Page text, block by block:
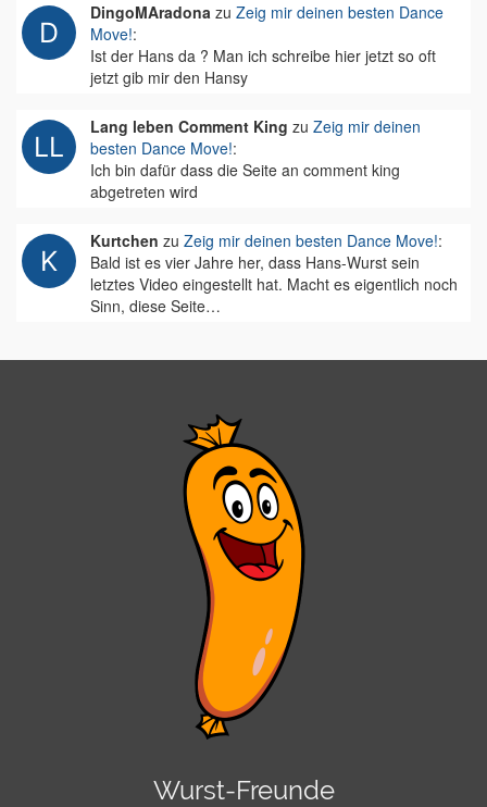
DingoMAradona zu Zeig mir deinen besten Dance
Move!:
Ist der Hans da ? Man ich schreibe hier jetzt so oft
jetzt gib mir den Hansy
Lang leben Comment King zu Zeig mir deinen
besten Dance Move!:
Ich bin dafür dass die Seite an comment king
abgetreten wird
Kurtchen zu Zeig mir deinen besten Dance Move!:
Bald ist es vier Jahre her, dass Hans-Wurst sein
letztes Video eingestellt hat. Macht es eigentlich noch
Sinn, diese Seite…
Wurst-Freunde